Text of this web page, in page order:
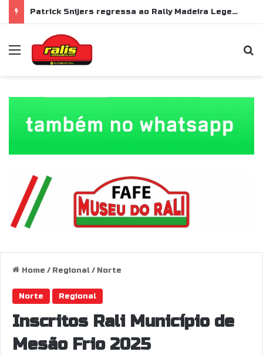
Patrick Snijers regressa ao Rally Madeira Legend com Ford Sierra RS Cosworth
Menu
Home / Regional/ Norte
Norte Regional
Inscritos Rali Município de
Mesão Frio 2025